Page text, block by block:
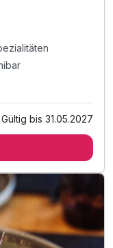
Whirlpools
Gültig bis 31.05.2027